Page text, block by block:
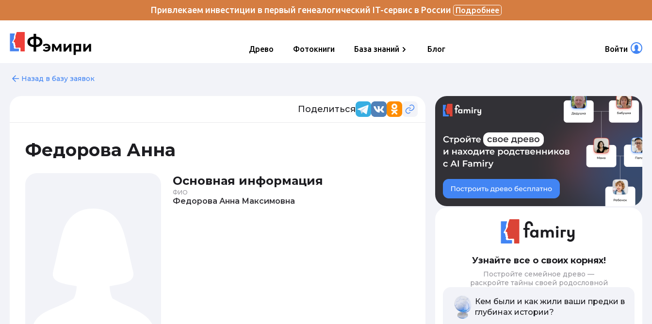
Привлекаем инвестиции в первый генеалогический IT-сервис в России Подробнее
Древо Фотокниги База знаний Блог Войти
Назад в базу заявок
Поделиться
Федорова Анна
Основная информация
ФИО
Федорова Анна Максимовна
Узнайте все о своих корнях!
Постройте семейное древо —
раскройте тайны своей родословной
Кем были и как жили ваши предки в
глубинах истории?